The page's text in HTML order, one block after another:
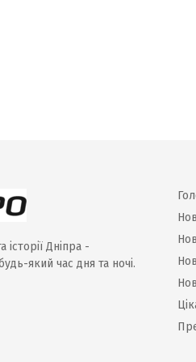
історії Дніпра -
який час дня та ночі.